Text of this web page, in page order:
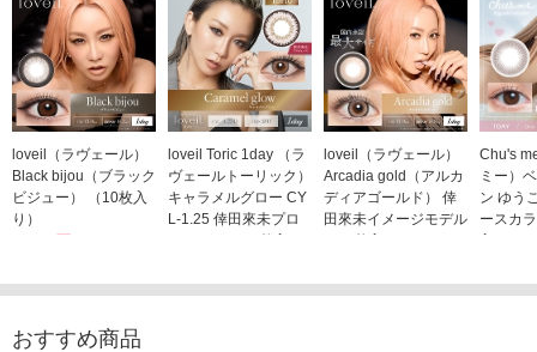
loveil（ラヴェール）
Black bijou（ブラック
ビジュー） （10枚入
り）
loveil Toric 1day （ラ
ヴェールトーリック）
キャラメルグロー CY
L-1.25 倖田來未プロ
1,760円(税込)
loveil（ラヴェール）
Arcadia gold（アルカ
ディアゴールド） 倖
田來未イメージモデル
Chu's
ミー）
ン ゆう
ースカ
おすすめ商品